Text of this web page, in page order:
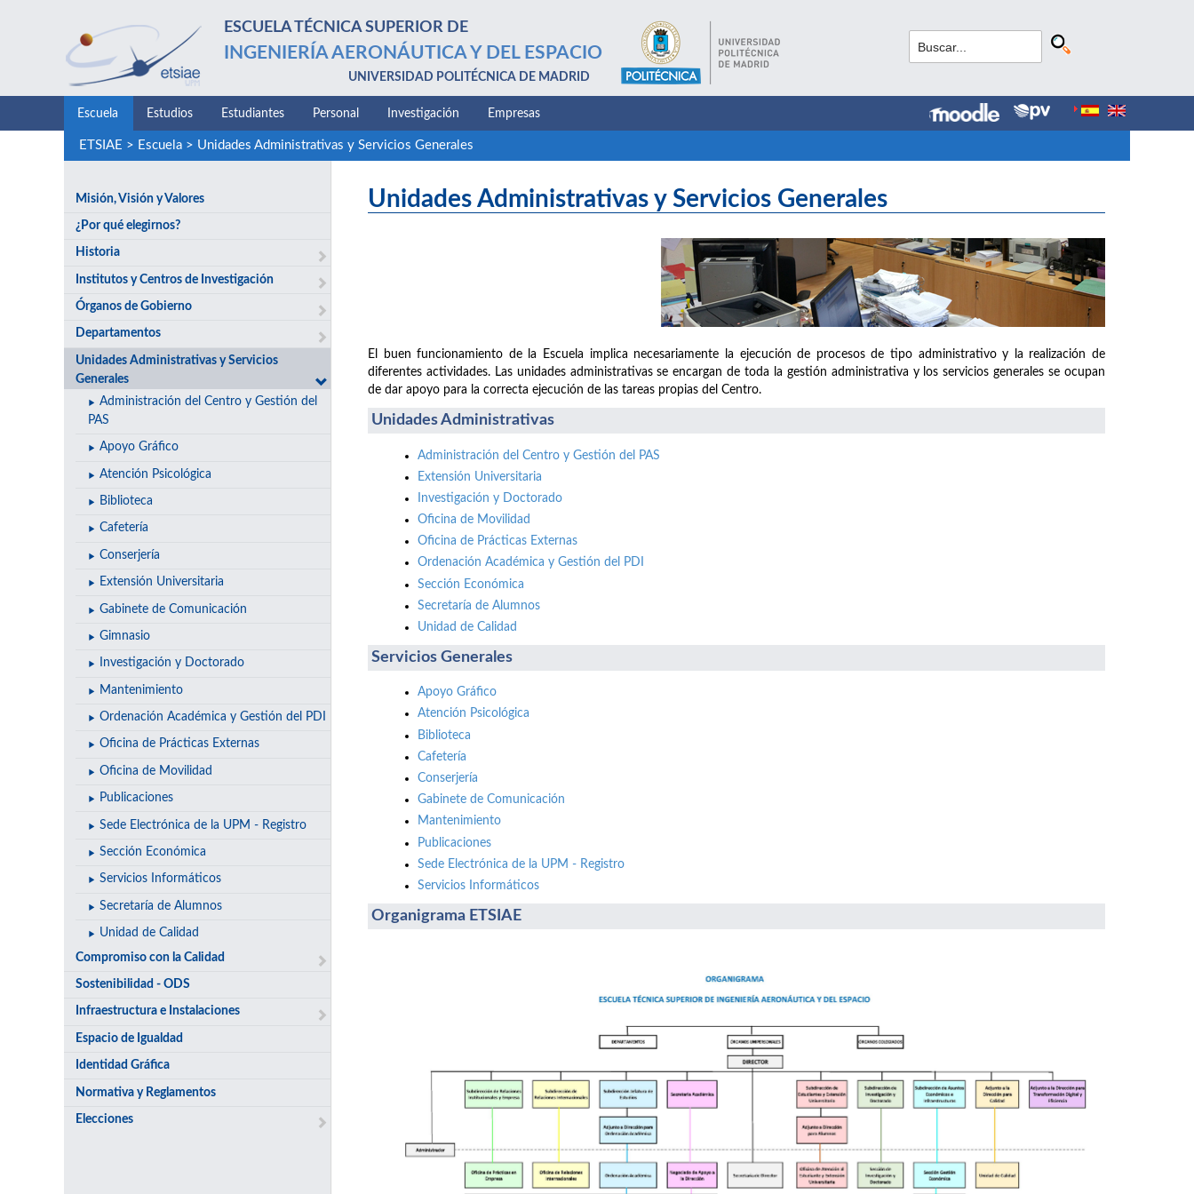
ESCUELA TÉCNICA SUPERIOR DE
INGENIERÍA AERONÁUTICA Y DEL ESPACIO
UNIVERSIDAD POLITÉCNICA DE MADRID
Escuela Estudios Estudiantes Personal Investigación Empresas
ETSIAE > Escuela> Unidades Administrativas y Servicios Generales
Misión, Visión y Valores
¿Por qué elegirnos?
Historia
Institutos y Centros de Investigación
Órganos de Gobierno
Departamentos
Unidades Administrativas y Servicios
Generales
Administración del Centro y Gestión del
PAS
Apoyo Gráfico
Atención Psicológica
Biblioteca
Cafetería
Conserjería
Extensión Universitaria
Gabinete de Comunicación
Gimnasio
Investigación y Doctorado
Mantenimiento
Ordenación Académica y Gestión del PDI
Oficina de Prácticas Externas
Oficina de Movilidad
Publicaciones
Sede Electrónica de la UPM - Registro
Sección Económica
Servicios Informáticos
Secretaría de Alumnos
Unidad de Calidad
Compromiso con la Calidad
Sostenibilidad - ODS
Infraestructura e Instalaciones
Espacio de Igualdad
Identidad Gráfica
Normativa y Reglamentos
Elecciones
Unidades Administrativas y Servicios Generales
El buen funcionamiento de la Escuela implica necesariamente la ejecución de procesos de tipo administrativo y la realización de
diferentes actividades. Las unidades administrativas se encargan de toda la gestión administrativa y los servicios generales se ocupan
de dar apoyo para la correcta ejecución de las tareas propias del Centro.
Unidades Administrativas
Administración del Centro y Gestión del PAS
Extensión Universitaria
Investigación y Doctorado
Oficina de Movilidad
Oficina de Prácticas Externas
Ordenación Académica y Gestión del PDI
Sección Económica
Secretaría de Alumnos
Unidad de Calidad
Servicios Generales
Apoyo Gráfico
Atención Psicológica
Biblioteca
Cafetería
Conserjería
Gabinete de Comunicación
Mantenimiento
Publicaciones
Sede Electrónica de la UPM - Registro
Servicios Informáticos
Organigrama ETSIAE